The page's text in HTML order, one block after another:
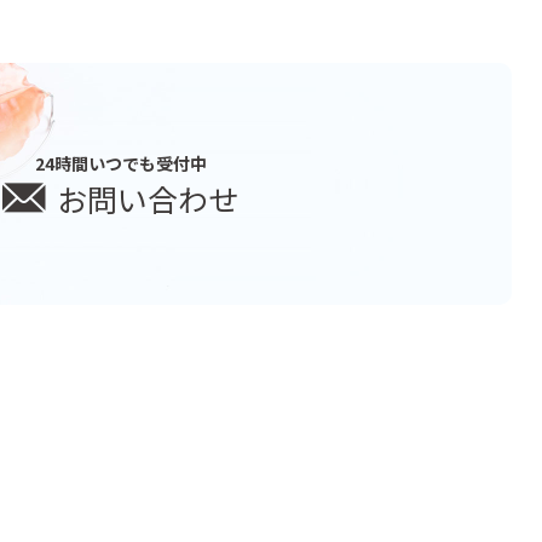
24時間いつでも受付中
お問い合わせ